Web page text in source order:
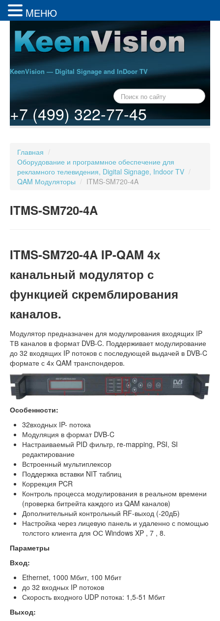
KeenVision — Digital Signage and InDoor TV
+7 (499) 322-77-45
Главная /
Оборудование и программное обеспечение для
рекламного телевидения, Digital Signage, Indoor TV /
QAM Модуляторы / ITMS-SM720-4A
ITMS-SM720-4A
ITMS-SM720-4A IP-QAM 4х
канальный модулятор с
функцией скремблирования
каналов.
Модулятор предназначен для модулирования входящих IP
ТВ каналов в формат DVB-C. Поддерживает модулирование
до 32 входящих IP потоков с последующей выдачей в DVB-C
формате с 4х QAM транспондеров.
Особенности:
32входных IP- потока
Модуляция в формат DVB-C
Настраиваемый PID фильтр, re-mapping, PSI, SI
редактирование
Встроенный мультиплексор
Поддержка вставки NIT таблиц
Коррекция PCR
Контроль процесса модулирования в реальном времени
(проверка битрейта каждого из QAM каналов)
Дополнительный контрольный RF-выход (-20дБ)
Настройка через лицевую панель и удаленно с помощью
толстого клиента для ОС Windows XP , 7 , 8.
Параметры
Вход:
Ethernet, 1000 Мбит, 100 Мбит
до 32 входных IP потоков
Скорость входного UDP потока: 1,5-51 Мбит
Выход:
MЕНЮ